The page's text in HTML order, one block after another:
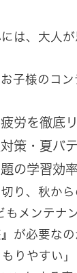
は、大人
子様のコ
労を徹底
策・夏バ
の学習効
り、秋か
メンテナ
が必要なの
りやすい」